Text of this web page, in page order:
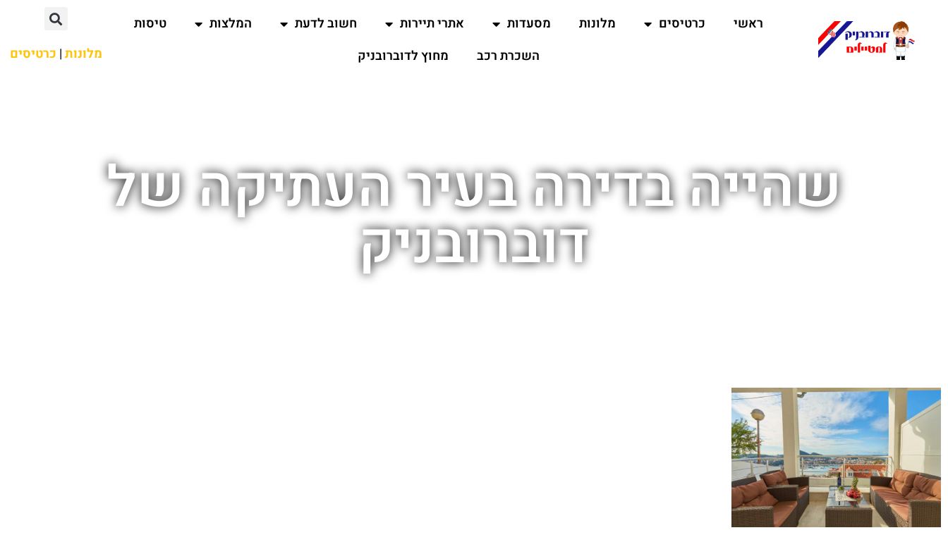
ראשי כרטיסים מלונות מסעדות אתרי תיירות חשוב לדעת המלצות
טיסות
השכרת רכב
מחוץ לדוברובניק מלונות| כרטיסים
שהייה בדירה בעיר העתיקה של
דוברובניק